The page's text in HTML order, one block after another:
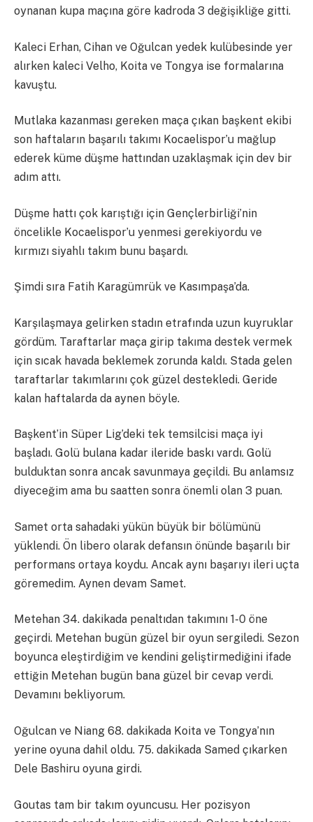
oynanan kupa maçına göre kadroda 3 değişikliğe gitti.
Kaleci Erhan, Cihan ve Oğulcan yedek kulübesinde yer
alırken kaleci Velho, Koita ve Tongya ise formalarına
kavuştu.
Mutlaka kazanması gereken maça çıkan başkent ekibi
son haftaların başarılı takımı Kocaelispor’u mağlup
ederek küme düşme hattından uzaklaşmak için dev bir
adım attı.
Düşme hattı çok karıştığı için Gençlerbirliği’nin
öncelikle Kocaelispor’u yenmesi gerekiyordu ve
kırmızı siyahlı takım bunu başardı.
Şimdi sıra Fatih Karagümrük ve Kasımpaşa’da.
Karşılaşmaya gelirken stadın etrafında uzun kuyruklar
gördüm. Taraftarlar maça girip takıma destek vermek
için sıcak havada beklemek zorunda kaldı. Stada gelen
taraftarlar takımlarını çok güzel destekledi. Geride
kalan haftalarda da aynen böyle.
Başkent’in Süper Lig’deki tek temsilcisi maça iyi
başladı. Golü bulana kadar ileride baskı vardı. Golü
bulduktan sonra ancak savunmaya geçildi. Bu anlamsız
diyeceğim ama bu saatten sonra önemli olan 3 puan.
Samet orta sahadaki yükün büyük bir bölümünü
yüklendi. Ön libero olarak defansın önünde başarılı bir
performans ortaya koydu. Ancak aynı başarıyı ileri uçta
göremedim. Aynen devam Samet.
Metehan 34. dakikada penaltıdan takımını 1-0 öne
geçirdi. Metehan bugün güzel bir oyun sergiledi. Sezon
boyunca eleştirdiğim ve kendini geliştirmediğini ifade
ettiğin Metehan bugün bana güzel bir cevap verdi.
Devamını bekliyorum.
Oğulcan ve Niang 68. dakikada Koita ve Tongya’nın
yerine oyuna dahil oldu. 75. dakikada Samed çıkarken
Dele Bashiru oyuna girdi.
Goutas tam bir takım oyuncusu. Her pozisyon